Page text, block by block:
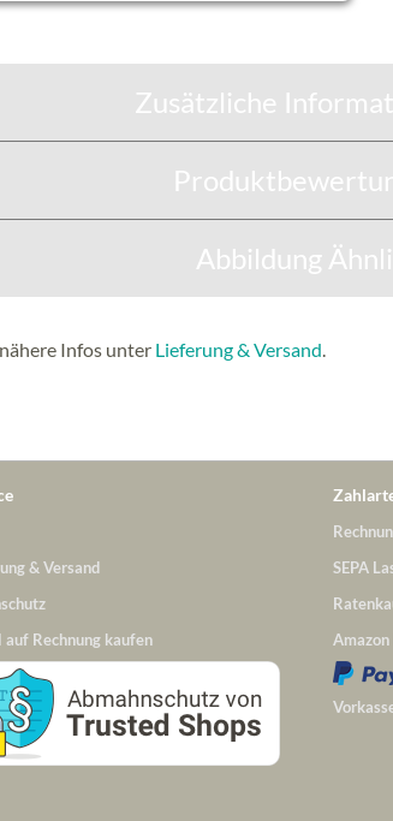
Zusätzliche
Abbildung
Infos unter Lieferung & Versand.
& Versand
auf Rechnung kaufen
SEPA
Amazon